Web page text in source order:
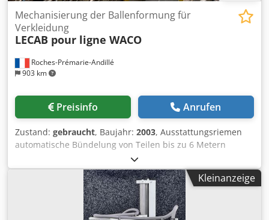
Roches-Prémarie-Andillé
903 km
Mechanisierung der Ballenformung für
Verkleidung
LECAB pour ligne WACO
Preisinfo Anrufen
Zustand: gebraucht, Baujahr: 2003, Ausstattungsriemen
automatische Bündelung von Teilen bis zu 6 Metern
Halterungsgabeln Rollen für die Zuführung zur
automatischen Umreifung Credpfx Aeycxtmji Ssf
Kleinanzeige